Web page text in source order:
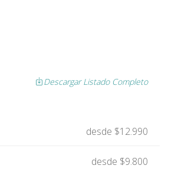
Descargar Listado Completo
desde $12.990
desde $9.800